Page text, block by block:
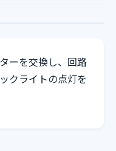
ーを交換し、回路
クライトの点灯を